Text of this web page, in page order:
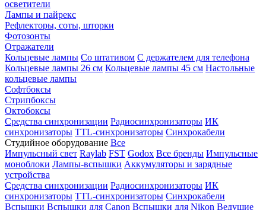
осветители
Лампы и пайрекс
Рефлекторы, соты, шторки
Фотозонты
Отражатели
Кольцевые лампы Со штативом С держателем для телефона
Кольцевые лампы 26 см Кольцевые лампы 45 см Настольные
кольцевые лампы
Софтбоксы
Стрипбоксы
Октобоксы
Средства синхронизации Радиосинхронизаторы ИК
синхронизаторы TTL-синхронизаторы Синхрокабели
Студийное оборудование Все
Импульсный свет Raylab FST Godox Все бренды Импульсные
моноблоки Лампы-вспышки Аккумуляторы и зарядные
устройства
Средства синхронизации Радиосинхронизаторы ИК
синхронизаторы TTL-синхронизаторы Синхрокабели
Вспышки Вспышки для Canon Вспышки для Nikon Ведущие